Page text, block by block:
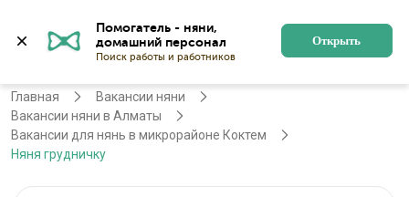
Помогатель - няни,
Поиск работы и работников
Открыть
Алматы Регистрация
Главная
Вакансии няни
Вакансии няни в Алматы
Вакансии для нянь в микрорайоне Коктем
Няня грудничку